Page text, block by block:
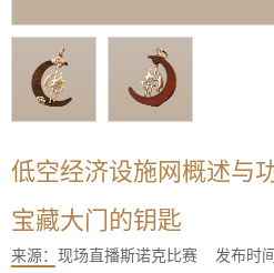
低空经济设施网概述与
宝藏大门的钥匙
来源： 现场直播斯诺克比赛 发布时